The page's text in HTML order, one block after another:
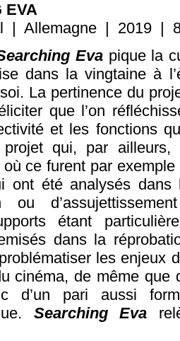
EVA
| Allemagne | 2019 |
Evapique la
dans la vingtaine à
La pertinence du
que l’on
et les fonctions
qui, par ailleurs,
ce furent par
ont été analysés
ou
étant
dans la
les enjeux
cinéma, de même que
d’un pari aussi
Searching Eva